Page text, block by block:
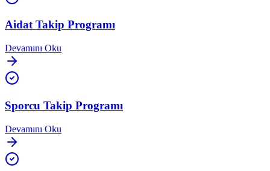
Aidat Takip Programı
Devamını Oku
Sporcu Takip Programı
Devamını Oku